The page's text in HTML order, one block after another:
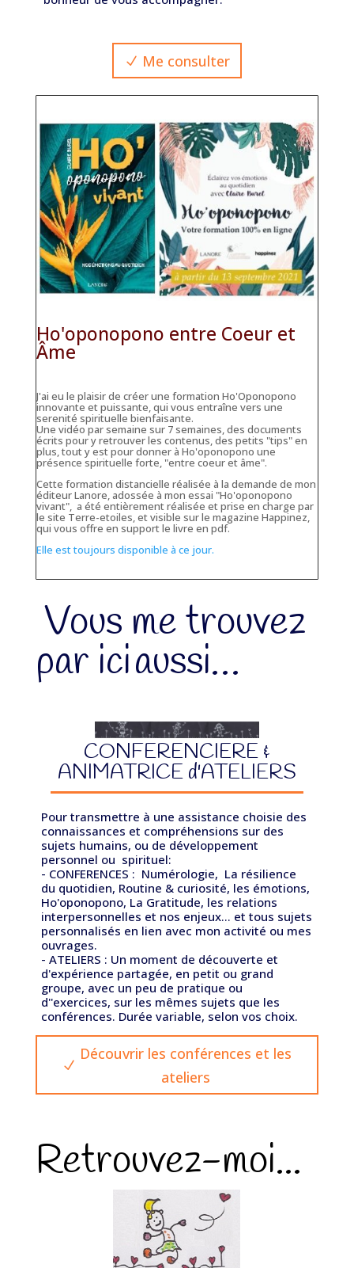
Me consulter
Ho'oponopono entre Coeur et
Âme
J'ai eu le plaisir de créer une formation Ho'Oponopono
innovante et puissante, qui vous entraîne vers une
serenité spirituelle bienfaisante.
Une vidéo par semaine sur 7 semaines, des documents
écrits pour y retrouver les contenus, des petits "tips" en
plus, tout y est pour donner à Ho'oponopono une
présence spirituelle forte, "entre coeur et âme".
Cette formation distancielle réalisée à la demande de mon
éditeur Lanore, adossée à mon essai "Ho'oponopono
vivant", a été entièrement réalisée et prise en charge par
le site Terre-etoiles, et visible sur le magazine Happinez,
qui vous offre en support le livre en pdf.
Elle est toujours disponible à ce jour.
Vous me trouvez
par iciaussi…
CONFERENCIERE &
ANIMATRICE d'ATELIERS
Pour transmettre à une assistance choisie des
connaissances et compréhensions sur des
sujets humains, ou de développement
personnel ou spirituel:
- CONFERENCES : Numérologie, La résilience
du quotidien, Routine & curiosité, les émotions,
Ho'oponopono, La Gratitude, les relations
interpersonnelles et nos enjeux... et tous sujets
personnalisés en lien avec mon activité ou mes
ouvrages.
- ATELIERS : Un moment de découverte et
d'expérience partagée, en petit ou grand
groupe, avec un peu de pratique ou
d''exercices, sur les mêmes sujets que les
conférences. Durée variable, selon vos choix.
Découvrir les conférences et les
ateliers
Retrouvez-moi...